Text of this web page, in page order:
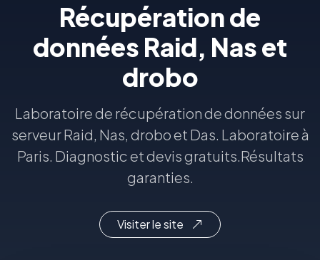
Récupération de
données Raid, Nas et
drobo
Laboratoire de récupération de données sur
serveur Raid, Nas, drobo et Das. Laboratoire à
Paris. Diagnostic et devis gratuits.Résultats
garanties.
Visiter le site